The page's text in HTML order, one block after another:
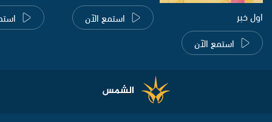
اول خبر
استمع الآن
استمع الآن